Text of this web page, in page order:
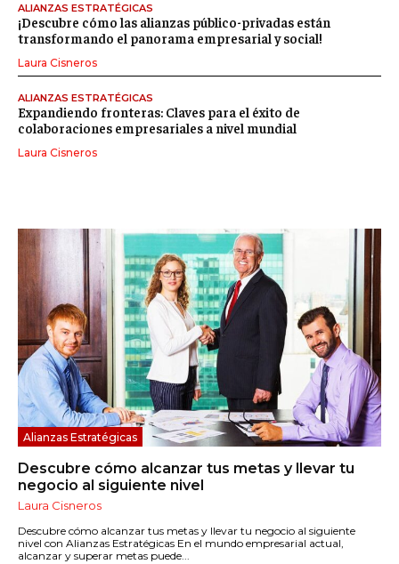
Alianzas Estratégicas
Descubre cómo alcanzar tus metas y llevar tu
negocio al siguiente nivel
Laura Cisneros
Descubre cómo alcanzar tus metas y llevar tu negocio al siguiente
nivel con Alianzas Estratégicas En el mundo empresarial actual,
alcanzar y superar metas puede...
ALIANZAS ESTRATÉGICAS
¡Descubre cómo las alianzas público-privadas están
transformando el panorama empresarial y social!
Laura Cisneros
ALIANZAS ESTRATÉGICAS
Expandiendo fronteras: Claves para el éxito de
colaboraciones empresariales a nivel mundial
Laura Cisneros